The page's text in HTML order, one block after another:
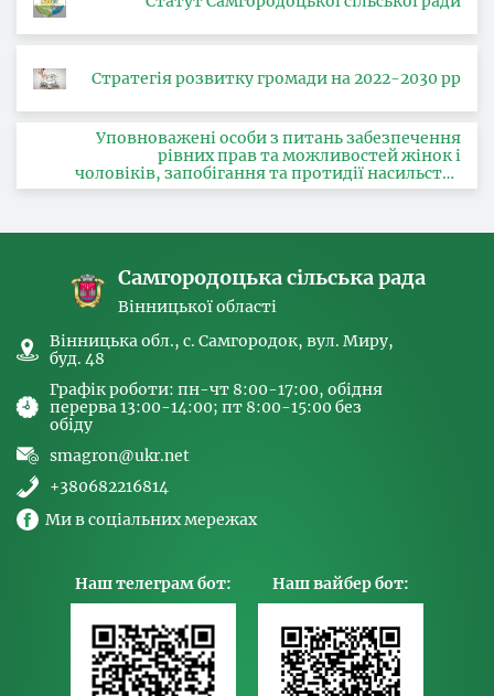
Стратегія розвитку громади на 2022-2030 рр
Уповноважені особи з питань забезпечення
рівних прав та можливостей жінок і
чоловіків, запобігання та протидії насильству
за ознакою статі, з питань здійснення заходів,
Самгородоцька сільська рада
Вінницької області
Вінницька обл., с. Самгородок, вул. Миру,
буд. 48
Графік роботи: пн-чт 8:00-17:00, обідня
перерва 13:00-14:00; пт 8:00-15:00 без
обіду
smagron@ukr.net
+380682216814
Ми в соціальних мережах
Наш телеграм бот: Наш вайбер бот: